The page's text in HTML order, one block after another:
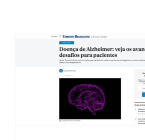
Consultas Presenciais
Correio Braziliense –
Alzheimer: veja os
desafios para